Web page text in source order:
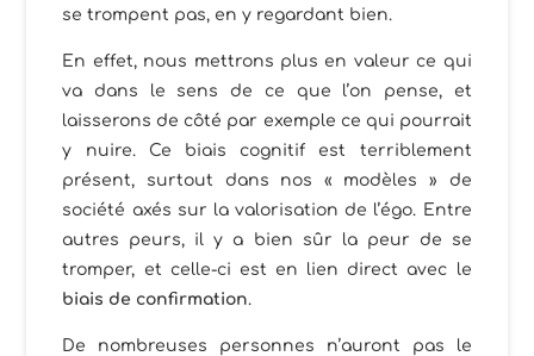
se trompent pas, en y regardant bien.
En effet, nous mettrons plus en valeur ce qui
va dans le sens de ce que l’on pense, et
laisserons de côté par exemple ce qui pourrait
y nuire. Ce biais cognitif est terriblement
présent, surtout dans nos « modèles » de
société axés sur la valorisation de l’égo. Entre
autres peurs, il y a bien sûr la peur de se
tromper, et celle-ci est en lien direct avec le
biais de confirmation.
De nombreuses personnes n’auront pas le